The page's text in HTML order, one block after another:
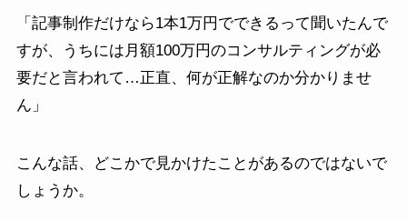
「記事制作だけなら1本1万円でできるって聞いたんで
すが、うちには月額100万円のコンサルティングが必
要だと言われて…正直、何が正解なのか分かりませ
ん」
こんな話、どこかで見かけたことがあるのではないで
しょうか。